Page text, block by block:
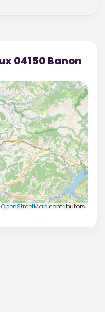
04150 Banon
OpenStreetMapcontributors